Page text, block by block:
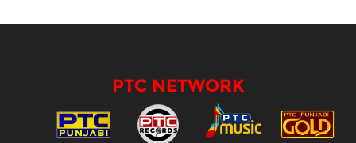
PTC NETWORK